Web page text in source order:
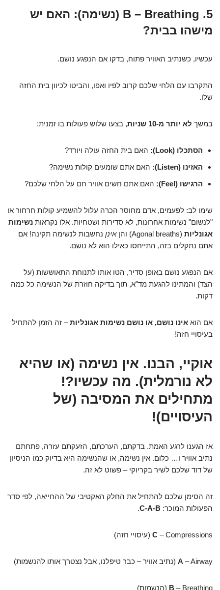
5. B – Breathing (נשימה): האם יש
מישהו בבית?
עכשיו, כשנתיב האוויר פתוח, בדקו אם הנפגע נושם.
התקרבו עם הלחי שלכם קרוב לפיו ואפו, והביטו לכיוון בית החזה
שלו.
במשך לא יותר מ-10 שניות , בצעו שלוש פעולות בו זמנית:
הסתכלו (Look):
האם בית החזה עולה ויורד?
האזינו (Listen):
האם אתם שומעים קולות נשימה?
הרגישו (Feel):
האם אתם חשים אוויר חם על הלחי שלכם?
שימו לב: לפעמים, אדם מחוסר הכרה עלול להשמיע קולות חרחור או
"לנשום" נשימות אחרונות, לא סדירות ושטחיות. אלו נקראות נשימות
אגונליות (Agonal breaths) והן אינן נחשבות לנשימה תקינה! אם
אתם נתקלים בזה, התייחסו כאילו הוא לא נושם.
אם הנפגע נושם באופן סדיר, הטו אותו לתנוחת התאוששות (על
הצד) והמתינו להגעת מד"א, תוך בדיקה חוזרת של הנשימה כל כמה
דקות.
אם הוא אינו נושם, או נושם נשימות אגונליות– זה הזמן להתחיל
בעיסויי חזה!
אוקיי, הבנו. אין נשימה (או שהיא
לא נורמלית). מה עכשיו?!
מתחילים את המסיבה (של
העיסויים)!
אז הגענו לרגע האמת. בדקתם, הערכתם, הזעקתם עזרה, פתחתם
נתיב אוויר ו… כלום. אין נשימה, או שהנשימה היא בדיוק כמו הניסיון
של דוד שלכם לשיר בקריוקי – פשוט לא זה.
זה הסימן שלכם להתחיל את החלק האקטיבי של ההחייאה, לפי סדר
הפעולות המוכר: C-A-B
.
C – Compressions (עיסויי חזה)
A – Airway (נתיב אוויר – כבר טיפלנו, אבל נצטרך אותו להנשמות)
B – Breathing (הנשמות)